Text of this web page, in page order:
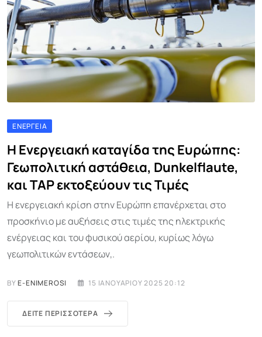
ΕΝΈΡΓΕΙΑ
Η Ενεργειακή καταγίδα της Ευρώπης:
Γεωπολιτική αστάθεια, Dunkelflaute,
και TAP εκτοξεύουν τις Τιμές
Η ενεργειακή κρίση στην Ευρώπη επανέρχεται στο
προσκήνιο με αυξήσεις στις τιμές της ηλεκτρικής
ενέργειας και του φυσικού αερίου, κυρίως λόγω
γεωπολιτικών εντάσεων,.
BYE-ENIMEROSI 15 ΙΑΝΟΥΑΡΊΟΥ 2025 20:12
ΔΕΊΤΕ ΠΕΡΙΣΣΌΤΕΡΑ